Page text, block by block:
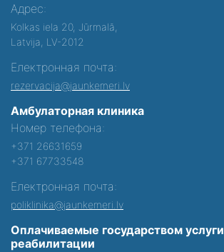
Адрес:
Kolkas iela 20, Jūrmalā,
Latvija, LV-2012
Електронная почта:
rezervacija@jaunkemeri.lv
Амбулаторная клиника
Номер телефона:
+371 26631659
+371 67733548
Електронная почта:
poliklinika@jaunkemeri.lv
Оплачиваемые государством услуги
реабилитации